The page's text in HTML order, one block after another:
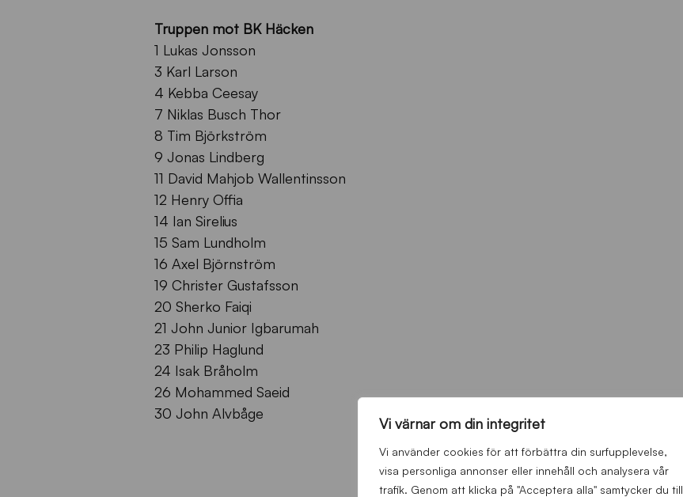
Vi värnar om din integritet
Vi använder cookies för att förbättra din surfupplevelse,
visa personliga annonser eller innehåll och analysera vår
trafik. Genom att klicka på "Acceptera alla" samtycker du till
Truppen mot BK Häcken
1 Lukas Jonsson
3 Karl Larson
4 Kebba Ceesay
7 Niklas Busch Thor
8 Tim Björkström
9 Jonas Lindberg
11 David Mahjob Wallentinsson
12 Henry Offia
14 Ian Sirelius
15 Sam Lundholm
16 Axel Björnström
19 Christer Gustafsson
20 Sherko Faiqi
21 John Junior Igbarumah
23 Philip Haglund
24 Isak Bråholm
26 Mohammed Saeid
30 John Alvbåge